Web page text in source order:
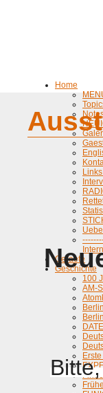
Home
Intern
Geraete
Geschichte
100
AM-